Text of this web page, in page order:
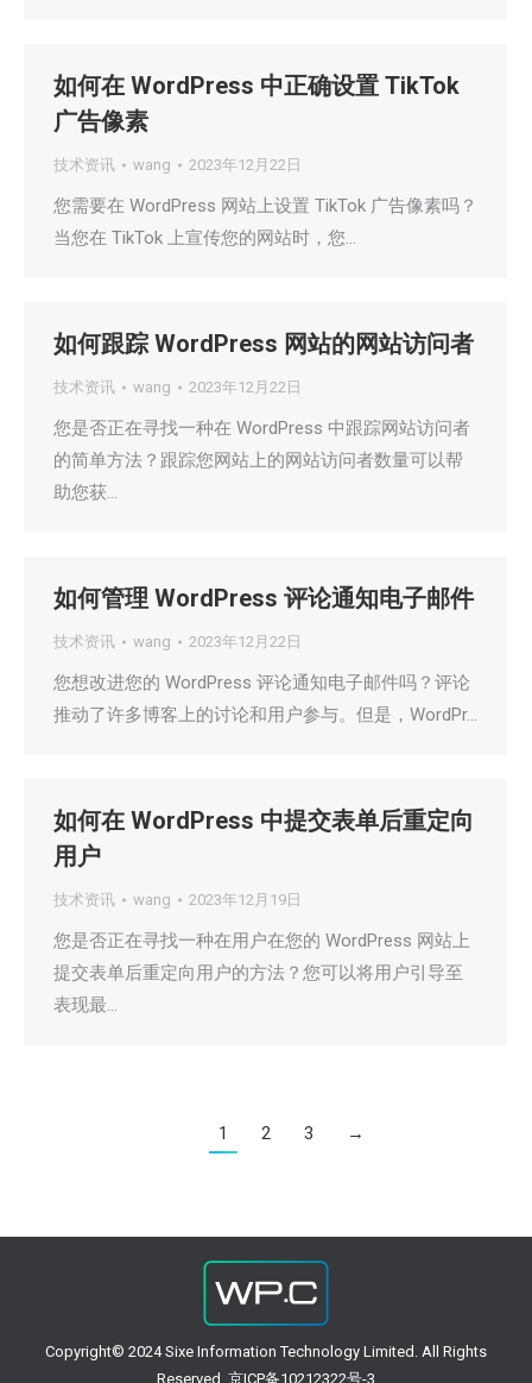
如何在 WordPress 中正确设置 TikTok
广告像素
技术资讯 wang 2023年12月22日
您需要在 WordPress 网站上设置 TikTok 广告像素吗？
当您在 TikTok 上宣传您的网站时，您…
如何跟踪 WordPress 网站的网站访问者
技术资讯 wang 2023年12月22日
您是否正在寻找一种在 WordPress 中跟踪网站访问者
的简单方法？跟踪您网站上的网站访问者数量可以帮
助您获…
如何管理 WordPress 评论通知电子邮件
技术资讯 wang 2023年12月22日
您想改进您的 WordPress 评论通知电子邮件吗？评论
推动了许多博客上的讨论和用户参与。但是，WordPr…
如何在 WordPress 中提交表单后重定向
用户
技术资讯 wang 2023年12月19日
您是否正在寻找一种在用户在您的 WordPress 网站上
提交表单后重定向用户的方法？您可以将用户引导至
表现最…
1 2 3 →
Copyright© 2024 Sixe Information Technology Limited. All Rights
Reserved. 京ICP备10212322号-3